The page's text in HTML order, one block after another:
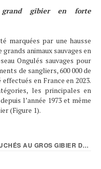
grand gibier en forte
marquées par une hausse
animaux sauvages en
Ongulés sauvages pour
de sangliers, 600 000 de
en France en 2023.
les principales en
l’année 1973 et même
(Figure 1).
AU GROS GIBIER DE CHASSE